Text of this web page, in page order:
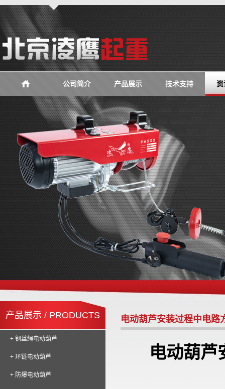
公司简介 产品展示 技术支持 资
产品展示 / PRODUCTS
+ 钢丝绳电动葫芦
+ 环链电动葫芦
+ 防爆电动葫芦
电动葫芦安装过程中电路
电动葫芦